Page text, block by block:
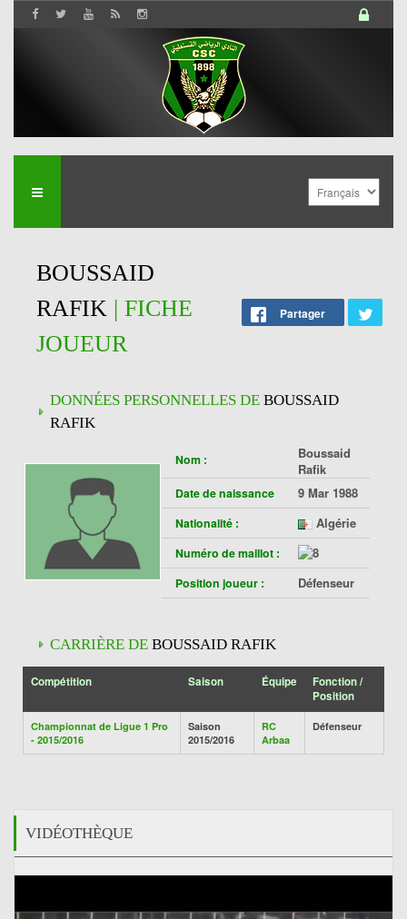
BOUSSAID
RAFIK | FICHE
JOUEUR
Partager
DONNÉES PERSONNELLES DE BOUSSAID
RAFIK
Nom :
Boussaid
Rafik
Date de naissance 9 Mar 1988
Nationalité : Algérie
Numéro de maillot :
Position joueur :
Défenseur
CARRIÈRE DE BOUSSAID RAFIK
Compétition Saison Équipe
Fonction /
Position
Championnat de Ligue 1 Pro
- 2015/2016
Saison
2015/2016
RC
Arbaa
Défenseur
VIDÉOTHÈQUE